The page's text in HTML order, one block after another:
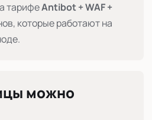
тарифеAntibot + WAF +
которые работают на
можно